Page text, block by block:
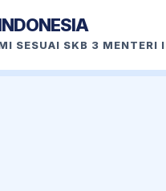
SESUAI SKB 3 MENTERI